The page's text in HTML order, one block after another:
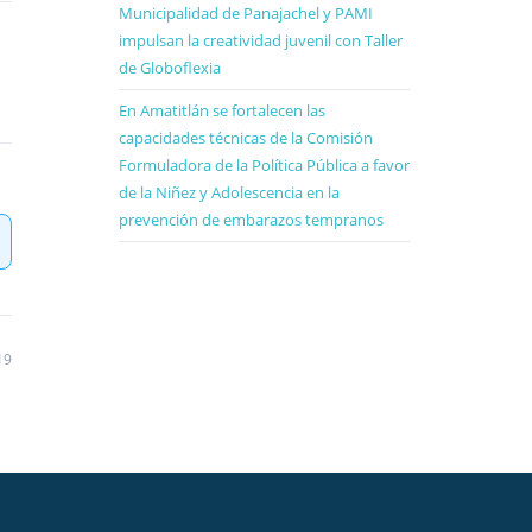
Municipalidad de Panajachel y PAMI
impulsan la creatividad juvenil con Taller
de Globoflexia
En Amatitlán se fortalecen las
capacidades técnicas de la Comisión
Formuladora de la Política Pública a favor
de la Niñez y Adolescencia en la
prevención de embarazos tempranos